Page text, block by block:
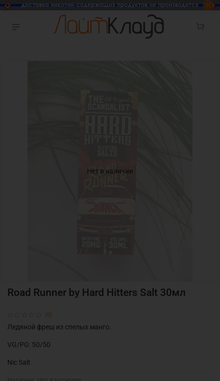
Нет в наличии
(0)
Road Runner by Hard Hitters Salt 30мл
Ледяной фреш из спелых манго.
VG/PG: 50/50
Nic Salt